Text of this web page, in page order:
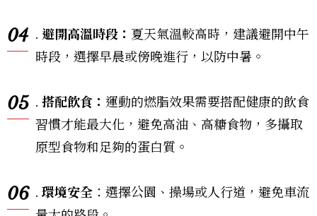
04 . 避開高溫時段： 夏天氣溫較高時，建議避開中午
時段，選擇早晨或傍晚進行，以防中暑。
05 . 搭配飲食： 運動的燃脂效果需要搭配健康的飲食
習慣才能最大化，避免高油、高糖食物，多攝取
原型食物和足夠的蛋白質。
06 . 環境安全 ：選擇公園、操場或人行道，避免車流